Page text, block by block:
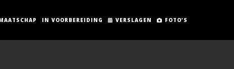
IN VOORBEREIDING VERSLAGEN FOTO’S